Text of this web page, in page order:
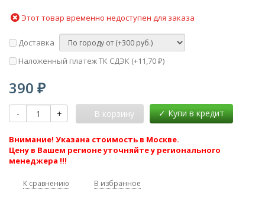
Этот товар временно недоступен для заказа
Доставка
Наложенный платеж ТК СДЭК (+11,70 ₽)
390 ₽
- + В корзину
Внимание! Указана стоимость в Москве.
Цену в Вашем регионе уточняйте у регионального
менеджера !!!
К сравнению В избранное